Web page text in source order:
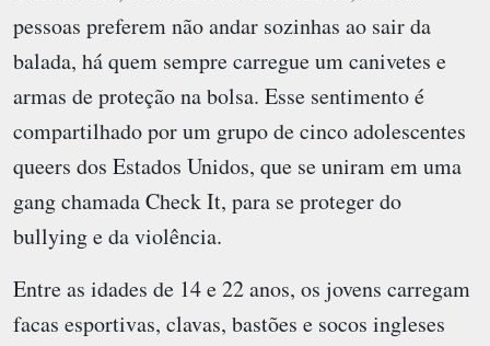
pessoas preferem não andar sozinhas ao sair da
balada, há quem sempre carregue um canivetes e
armas de proteção na bolsa. Esse sentimento é
compartilhado por um grupo de cinco adolescentes
queers dos Estados Unidos, que se uniram em uma
gang chamada Check It, para se proteger do
bullying e da violência.
Entre as idades de 14 e 22 anos, os jovens carregam
facas esportivas, clavas, bastões e socos ingleses